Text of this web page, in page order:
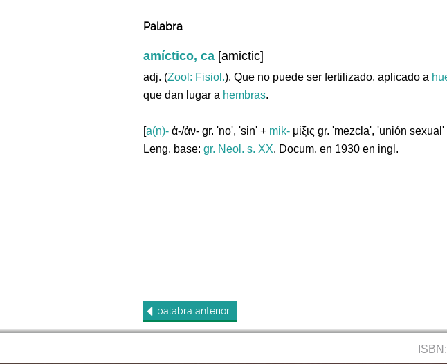
Palabra
amíctico, ca [amictic]
adj. (Zool: Fisiol.). Que no puede ser fertilizado, aplicado a
que dan lugar a hembras.
[a(n)- ἀ-/ἀν- gr. 'no', 'sin' + mik- μίξις gr. 'mezcla', 'unión sexual'
Leng. base: gr. Neol. s. XX. Docum. en 1930 en ingl.
palabra anterior